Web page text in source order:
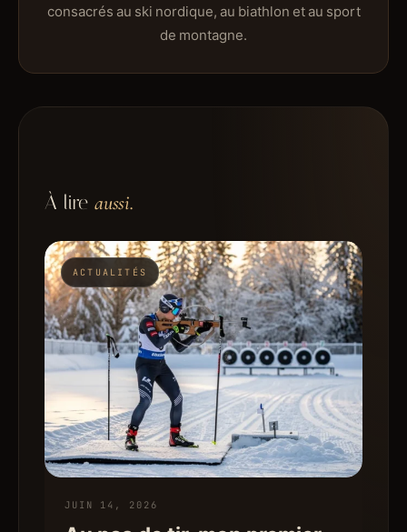
consacrés au ski nordique, au biathlon et au sport
de montagne.
À lireaussi.
ACTUALITÉS
JUIN 14, 2026